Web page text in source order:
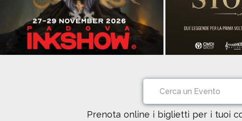
Prenota online i biglietti per i tuoi